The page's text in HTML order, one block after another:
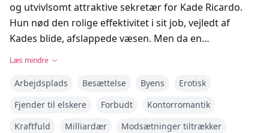
og utvivlsomt attraktive sekretær for Kade Ricardo.
Hun nød den rolige effektivitet i sit job, vejledt af
Kades blide, afslappede væsen. Men da en
omstrukturering i firmaet tvinger hende til at arbejde
hovedet. Hames, en kold og berygtet hensynsløs
millionær, er alt det, Kade ikke er—kontrollerende,
Læs mindre
Arbejdsplads Besættelse Byens
Erotisk
Fjender til elskere
Forbudt
Kontorromantik
Kraftfuld
Milliardær
Modsætninger tiltrækker